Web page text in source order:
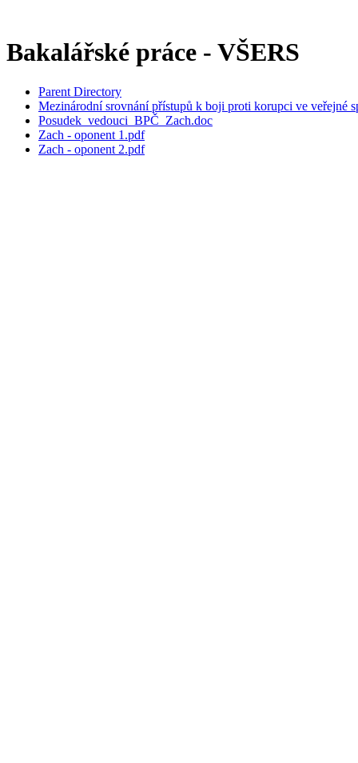
Bakalářské práce - VŠERS
Parent Directory
Mezinárodní srovnání přístupů k boji proti korupci ve veřejné
Posudek_vedouci_BPČ_Zach.doc
Zach - oponent 1.pdf
Zach - oponent 2.pdf